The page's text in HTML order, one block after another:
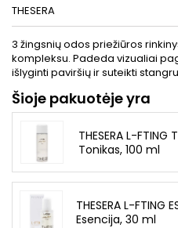
THESERA
3 žingsnių odos priežiūros
kompleksu. Padeda vizualiai
išlyginti paviršių ir suteikti
Šioje pakuotėje yra
THESERA L-FTING
Tonikas, 100 ml
THESERA L-FTING
Esencija, 30 ml